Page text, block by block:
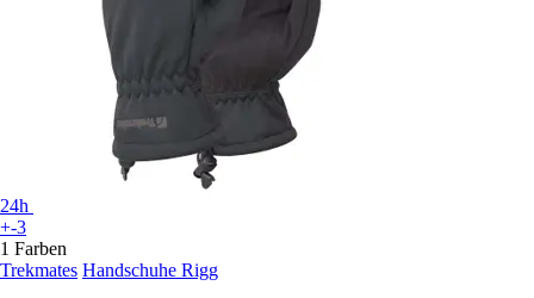
24h
+-3
1 Farben
Trekmates Handschuhe Rigg